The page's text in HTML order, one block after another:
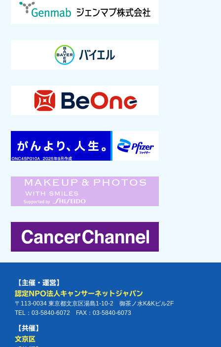
【主催・運営】
認定NPO法人キャンサーネットジャパン
〒113-0034 東京都文京区湯島1-10-2 御茶ノ水K&Kビル2F
TEL：03-5840-6072 FAX：03-5840-6073
【共催】
文京区